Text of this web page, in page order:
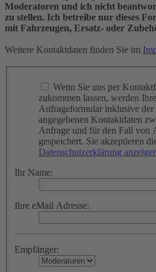
Moderatoren und ich nicht
zu stellen. Ich betreibe nur dieses
mit Fahrzeugen, Ersatz- oder
Weitere Kontaktdaten finden Sie im
Wenn Sie uns per
zukommen lassen, werden
Anfrageformular inklusive
angegebenen Kontaktdaten
Anfrage und für den Fall von
gespeichert. Sie akzeptieren
Datenschutzerklärung
Ihr Name:
Ihre eMail Adresse:
Empfänger: